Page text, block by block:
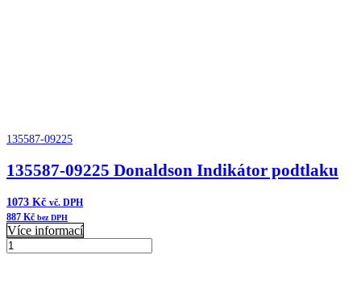
135587-09225
135587-09225 Donaldson Indikátor podtlaku
1073 Kč vč. DPH
887 Kč bez DPH
Více informací
135587-